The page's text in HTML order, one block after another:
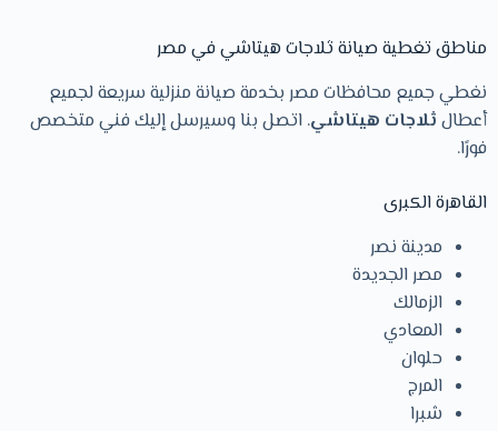
مناطق تغطية صيانة ثلاجات هيتاشي في مصر
نغطي جميع محافظات مصر بخدمة صيانة منزلية سريعة لجميع
أعطال ثلاجات هيتاشي. اتصل بنا وسيرسل إليك فني متخصص
فورًا.
القاهرة الكبرى
مدينة نصر
مصر الجديدة
الزمالك
المعادي
حلوان
المرج
شبرا